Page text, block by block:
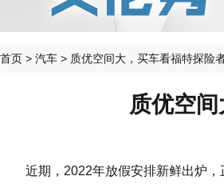
首页 > 汽车 > 质优空间大，买车看福特探险
质优空
近期，2022年放假安排新鲜出炉